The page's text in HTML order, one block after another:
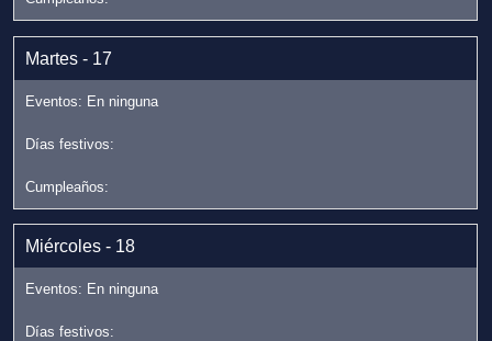
Martes - 17
Miércoles - 18